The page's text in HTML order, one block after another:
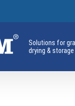
Solutions for
drying & storage